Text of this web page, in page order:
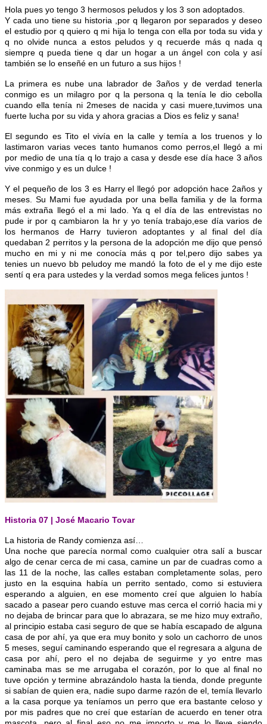
Hola pues yo tengo 3 hermosos peludos y los 3 son adoptados.
Y cada uno tiene su historia ,por q llegaron por separados y deseo
el estudio por q quiero q mi hija lo tenga con ella por toda su vida y
q no olvide nunca a estos peludos y q recuerde más q nada q
siempre q pueda tiene q dar un hogar a un ángel con cola y así
también se lo enseñé en un futuro a sus hijos !
La primera es nube una labrador de 3años y de verdad tenerla
conmigo es un milagro por q la persona q la tenía le dio cebolla
cuando ella tenía ni 2meses de nacida y casi muere,tuvimos una
fuerte lucha por su vida y ahora gracias a Dios es feliz y sana!
El segundo es Tito el vivía en la calle y temía a los truenos y lo
lastimaron varias veces tanto humanos como perros,el llegó a mi
por medio de una tía q lo trajo a casa y desde ese día hace 3 años
vive conmigo y es un dulce !
Y el pequeño de los 3 es Harry el llegó por adopción hace 2años y
meses. Su Mami fue ayudada por una bella familia y de la forma
más extraña llegó el a mi lado. Ya q el día de las entrevistas no
pude ir por q cambiaron la hr y yo tenía trabajo,ese día varios de
los hermanos de Harry tuvieron adoptantes y al final del día
quedaban 2 perritos y la persona de la adopción me dijo que pensó
mucho en mi y ni me conocía más q por tel,pero dijo sabes ya
tenies un nuevo bb peludoy me mandó la foto de el y me dijo este
sentí q era para ustedes y la verdad somos mega felices juntos !
Historia 07 | José Macario Tovar
La historia de Randy comienza así…
Una noche que parecía normal como cualquier otra salí a buscar
algo de cenar cerca de mi casa, camine un par de cuadras como a
las 11 de la noche, las calles estaban completamente solas, pero
justo en la esquina había un perrito sentado, como si estuviera
esperando a alguien, en ese momento creí que alguien lo había
sacado a pasear pero cuando estuve mas cerca el corrió hacia mi y
no dejaba de brincar para que lo abrazara, se me hizo muy extraño,
al principio estaba casi seguro de que se había escapado de alguna
casa de por ahí, ya que era muy bonito y solo un cachorro de unos
5 meses, seguí caminando esperando que el regresara a alguna de
casa por ahí, pero el no dejaba de seguirme y yo entre mas
caminaba mas se me arrugaba el corazón, por lo que al final no
tuve opción y termine abrazándolo hasta la tienda, donde pregunte
si sabían de quien era, nadie supo darme razón de el, temía llevarlo
a la casa porque ya teníamos un perro que era bastante celoso y
por mis padres que no creí que estarían de acuerdo en tener otra